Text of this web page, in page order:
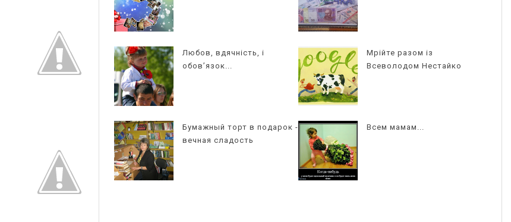
Любов, вдячність, і
обов’язок...
Мрійте разом із
Всеволодом Нестайко
Бумажный торт в подарок -
вечная сладость
Всем мамам...